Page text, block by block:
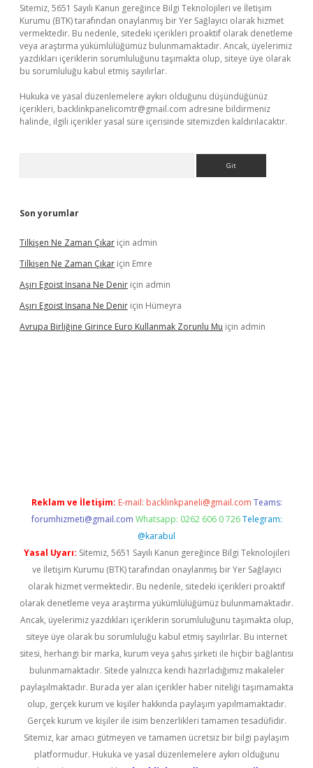
Sitemiz, 5651 Sayılı Kanun gereğince Bilgi Teknolojileri ve İletişim
Kurumu (BTK) tarafından onaylanmış bir Yer Sağlayıcı olarak hizmet
vermektedir. Bu nedenle, sitedeki içerikleri proaktif olarak denetleme
veya araştırma yükümlülüğümüz bulunmamaktadır. Ancak, üyelerimiz
yazdıkları içeriklerin sorumluluğunu taşımakta olup, siteye üye olarak
bu sorumluluğu kabul etmiş sayılırlar.
Hukuka ve yasal düzenlemelere aykırı olduğunu düşündüğünüz
içerikleri, backlinkpanelicomtr@gmail.com adresine bildirmeniz
halinde, ilgili içerikler yasal süre içerisinde sitemizden kaldırılacaktır.
Son yorumlar
Tilkişen Ne Zaman Çıkar için admin
Tilkişen Ne Zaman Çıkar için Emre
Aşırı Egoist Insana Ne Denir için admin
Aşırı Egoist Insana Ne Denir için Hümeyra
Avrupa Birliğine Girince Euro Kullanmak Zorunlu Mu için admin
Reklam ve İletişim: E-mail: backlinkpaneli@gmail.com Teams:
forumhizmeti@gmail.com Whatsapp: 0262 606 0 726 Telegram:
@karabul
Yasal Uyarı: Sitemiz, 5651 Sayılı Kanun gereğince Bilgi Teknolojileri
ve İletişim Kurumu (BTK) tarafından onaylanmış bir Yer Sağlayıcı
olarak hizmet vermektedir. Bu nedenle, sitedeki içerikleri proaktif
olarak denetleme veya araştırma yükümlülüğümüz bulunmamaktadır.
Ancak, üyelerimiz yazdıkları içeriklerin sorumluluğunu taşımakta olup,
siteye üye olarak bu sorumluluğu kabul etmiş sayılırlar. Bu internet
sitesi, herhangi bir marka, kurum veya şahıs şirketi ile hiçbir bağlantısı
bulunmamaktadır. Sitede yalnızca kendi hazırladığımız makaleler
paylaşılmaktadır. Burada yer alan içerikler haber niteliği taşımamakta
olup, gerçek kurum ve kişiler hakkında paylaşım yapılmamaktadır.
Gerçek kurum ve kişiler ile isim benzerlikleri tamamen tesadüfidir.
Sitemiz, kar amacı gütmeyen ve tamamen ücretsiz bir bilgi paylaşım
platformudur. Hukuka ve yasal düzenlemelere aykırı olduğunu